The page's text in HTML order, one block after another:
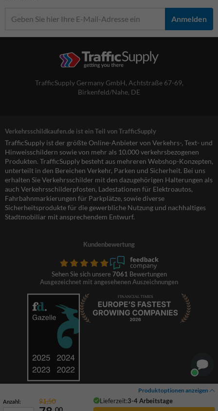
Produktoptionen anzeigen
Anzahl: 91,50 Lieferzeit:3-4 Arbeitstage
00
Anmelden
TrafficSupply Germany GmbH, Achtstraße 67-69,
Birkenfeld/Nahe, DE
Verkehrsschildkaufen.de ist ein Teil von TrafficSupply
TrafficSupply ist der größte Online-Anbieter von Verkehrs-, Text- und
Hinweisschildern sowie von mehr als 10.000 verkehrsbezogenen
Produkten. TrafficSupply besteht aus mehreren Webshop-Konzepten,
unterteilt in den Bereichen Verkehr, Parken und Sicherheit. Bei uns
erhalten Sie Verkehrsschilder mit den dazugehörigen Halterungen als
auch Verkehrsschilderpfosten, Ladestationen für Elektroautos,
Fahrbahnmarkierungen für Parkplätze, sowie diverse
Sicherheitsprodukte für die gewerbliche Nutzung und nachhaltiges
Stadtmobiliar mit ansprechendem Entwurf.
Kundenbewertung
Sehen Sie sich unsere 7061 Bewertungen
Ausgezeichnet mit angesehenen Auszeichnungen